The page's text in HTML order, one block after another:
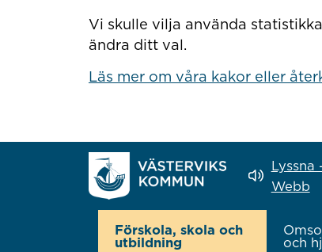
Vi skulle vilja använda
ändra ditt val.
Läs mer om våra kakor eller
Lyssna
Webb
Förskola, skola och
utbildning
och